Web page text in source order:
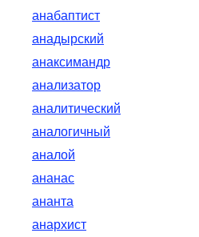
анабаптист
анадырский
анаксимандр
анализатор
аналитический
аналогичный
аналой
ананас
ананта
анархист